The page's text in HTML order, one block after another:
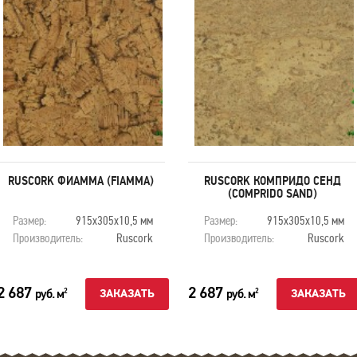
RUSCORK ФИАММА (FIAMMA)
Размер:
915х305х10,5 мм
Производитель:
Ruscork
687 руб. м2 ЗАКАЗАТЬ
RUSCORK КОМПРИДО СЕНД
(COMPRIDO SAND)
Размер:
915х305х10,5 мм
Производитель:
Ruscork
2 687 руб. м2 ЗАКАЗАТЬ